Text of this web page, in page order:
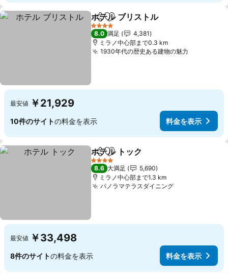
シェアお気に入りに追加
ホテル ブリストル
4 ホテルのランク
8.0 満足
4,381
ミラノ中心部まで0.3 km
1930年代の歴史ある建物の魅力
最安値 ￥21,929
10件のサイトの料金を表示 料金を表示
シェアお気に入りに追加
ホテル トック
4 ホテルのランク
8.6 大満足
5,690
ミラノ中心部まで1.3 km
パノラマテラスダイニング
最安値 ￥33,498
8件のサイトの料金を表示 料金を表示